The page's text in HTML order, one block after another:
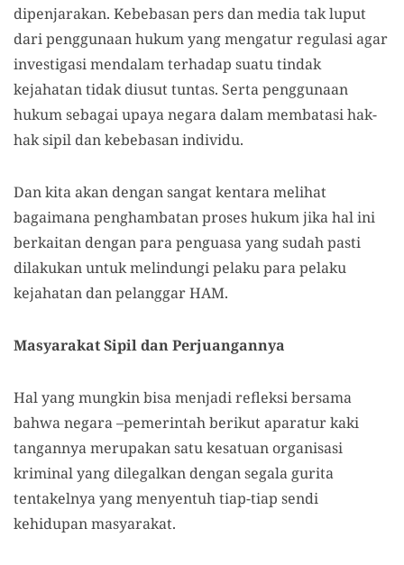
dipenjarakan. Kebebasan pers dan media tak luput
dari penggunaan hukum yang mengatur regulasi agar
investigasi mendalam terhadap suatu tindak
kejahatan tidak diusut tuntas. Serta penggunaan
hukum sebagai upaya negara dalam membatasi hak-
hak sipil dan kebebasan individu.
Dan kita akan dengan sangat kentara melihat
bagaimana penghambatan proses hukum jika hal ini
berkaitan dengan para penguasa yang sudah pasti
dilakukan untuk melindungi pelaku para pelaku
kejahatan dan pelanggar HAM.
Masyarakat Sipil dan Perjuangannya
Hal yang mungkin bisa menjadi refleksi bersama
bahwa negara –pemerintah berikut aparatur kaki
tangannya merupakan satu kesatuan organisasi
kriminal yang dilegalkan dengan segala gurita
tentakelnya yang menyentuh tiap-tiap sendi
kehidupan masyarakat.